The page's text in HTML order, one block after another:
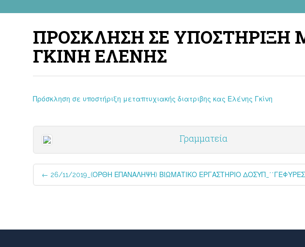
ΠΡΟΣΚΛΗΣΗ ΣΕ ΥΠΟΣΤΗΡΙΞΗ
ΓΚΙΝΗ ΕΛΕΝΗΣ
Πρόσκληση σε υποστήριξη μεταπτυχιακής διατριβης κας Ελένης Γκίνη
Γραμματεία
Post
navigation
← 26/11/2019_(ΟΡΘΗ ΕΠΑΝΑΛΗΨΗ) ΒΙΩΜΑΤΙΚΟ ΕΡΓΑΣΤΗΡΙΟ ΔΟΣΥΠ_΄΄ΓΕΦΥΡΕΣ